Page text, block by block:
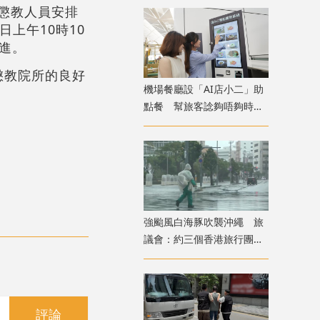
教人員安排
上午10時10
。
院所的良好
評論
機場餐廳設「AI店小二」助
點餐 幫旅客諗夠唔夠時間
食完先上機
強颱風白海豚吹襲沖繩 旅
議會：約三個香港旅行團在
當地全部安全